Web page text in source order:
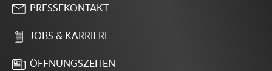
PRESSEKONTAKT
JOBS & KARRIERE
ÖFFNUNGSZEITEN